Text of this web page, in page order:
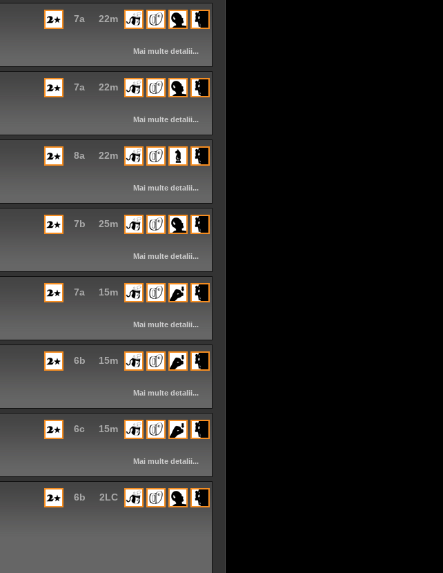
22m
7a
Mai multe detalii...
22m
7a
Mai multe detalii...
22m
8a
Mai multe detalii...
25m
7b
Mai multe detalii...
15m
7a
Mai multe detalii...
15m
6b
Mai multe detalii...
15m
6c
Mai multe detalii...
2LC
6b